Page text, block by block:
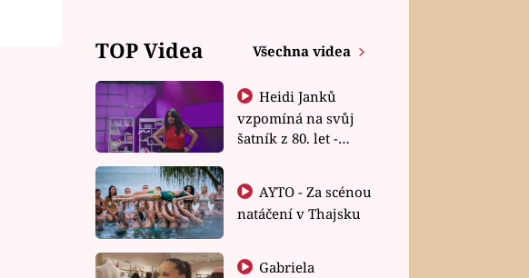
TOP Videa Všechna videa
Heidi Janků
vzpomíná na svůj
šatník z 80. let -
natáčení v Thajsku
Gabriela